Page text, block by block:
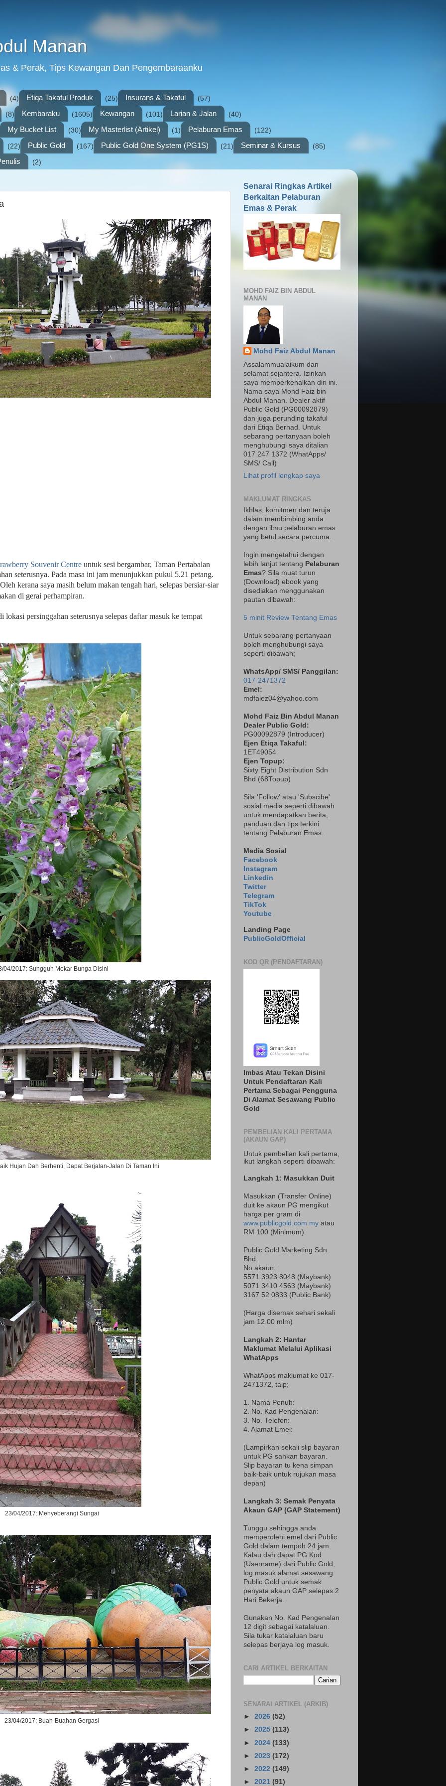
Manan
& Perak, Tips Kewangan Dan Pengembaraanku
(4) Etiqa Takaful Produk (25) Insurans & Takaful (57)
(8) Kembaraku (1605) Kewangan (101) Larian & Jalan (40)
My Bucket List (30) My Masterlist (Artikel) (1) Pelaburan Emas (122)
(22) Public Gold (167) Public Gold One System (PG1S) (21) Seminar & Kursus (85)
(2)
Souvenir Centre untuk sesi bergambar, Taman Pertabalan
seterusnya. Pada masa ini jam menunjukkan pukul 5.21 petang.
Oleh kerana saya masih belum makan tengah hari, selepas bersiar-siar
di gerai perhampiran.
lokasi persinggahan seterusnya selepas daftar masuk ke tempat
04/2017: Sungguh Mekar Bunga Disini
Hujan Dah Berhenti, Dapat Berjalan-Jalan Di Taman Ini
23/04/2017: Menyeberangi Sungai
23/04/2017: Buah-Buahan Gergasi
Senarai Ringkas Artikel
Berkaitan Pelaburan
Emas & Perak
MOHD FAIZ BIN ABDUL
MANAN
Mohd Faiz Abdul Manan
Assalammualaikum dan
selamat sejahtera. Izinkan
saya memperkenalkan diri ini.
Nama saya Mohd Faiz bin
Abdul Manan. Dealer aktif
Public Gold (PG00092879)
dan juga perunding takaful
dari Etiqa Berhad. Untuk
sebarang pertanyaan boleh
menghubungi saya ditalian
017 247 1372 (WhatApps/
SMS/ Call)
Lihat profil lengkap saya
MAKLUMAT RINGKAS
Ikhlas, komitmen dan teruja
dalam membimbing anda
dengan ilmu pelaburan emas
yang betul secara percuma.
Ingin mengetahui dengan
lebih lanjut tentang Pelaburan
Emas? Sila muat turun
(Download) ebook yang
disediakan menggunakan
pautan dibawah:
5 minit Review Tentang Emas
Untuk sebarang pertanyaan
boleh menghubungi saya
seperti dibawah;
WhatsApp/ SMS/ Panggilan:
017-2471372
Emel:
mdfaiez04@yahoo.com
Mohd Faiz Bin Abdul Manan
Dealer Public Gold:
PG00092879 ( Introducer)
Ejen Etiqa Takaful:
1ET49054
Ejen Topup:
Sixty Eight Distribution Sdn
Bhd (68Topup)
Sila 'Follow' atau 'Subscibe'
sosial media seperti dibawah
untuk mendapatkan berita,
panduan dan tips terkini
tentang Pelaburan Emas.
Media Sosial
Facebook
Instagram
Linkedin
Twitter
Telegram
TikTok
Youtube
Landing Page
PublicGoldOfficial
KOD QR (PENDAFTARAN)
Imbas Atau Tekan Disini
Untuk Pendaftaran Kali
Pertama Sebagai Pengguna
Di Alamat Sesawang Public
Gold
PEMBELIAN KALI PERTAMA
(AKAUN GAP)
Untuk pembelian kali pertama,
ikut langkah seperti dibawah:
Langkah 1: Masukkan Duit
Masukkan (Transfer Online)
duit ke akaun PG mengikut
harga per gram di
www.publicgold.com.my atau
RM 100 (Minimum)
Public Gold Marketing Sdn.
Bhd.
No akaun:
5571 3923 8048 (Maybank)
5071 3410 4563 (Maybank)
3167 52 0833 (Public Bank)
(Harga disemak sehari sekali
jam 12.00 mlm)
Langkah 2: Hantar
Maklumat Melalui Aplikasi
WhatApps
WhatApps maklumat ke 017-
2471372 , taip;
1. Nama Penuh:
2. No. Kad Pengenalan:
3. No. Telefon:
4. Alamat Emel:
(Lampirkan sekali slip bayaran
untuk PG sahkan bayaran.
Slip bayaran tu kena simpan
baik-baik untuk rujukan masa
depan)
Langkah 3: Semak Penyata
Akaun GAP (GAP Statement)
Tunggu sehingga anda
memperolehi emel dari Public
Gold dalam tempoh 24 jam.
Kalau dah dapat PG Kod
(Username) dari Public Gold,
log masuk alamat sesawang
Public Gold untuk semak
penyata akaun GAP selepas 2
Hari Bekerja.
Gunakan No. Kad Pengenalan
12 digit sebagai katalaluan.
Sila tukar katalaluan baru
selepas berjaya log masuk.
CARI ARTIKEL BERKAITAN
SENARAI ARTIKEL (ARKIB)
► 2026 (52)
► 2025 (113)
► 2024 (133)
► 2023 (172)
► 2022 (149)
► 2021 (91)